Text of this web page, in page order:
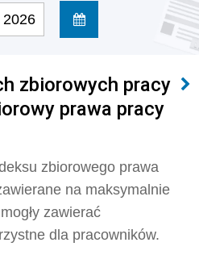
2026
zbiorowych pracy
prawa pracy
zbiorowego prawa
na maksymalnie
zawierać
dla pracowników.